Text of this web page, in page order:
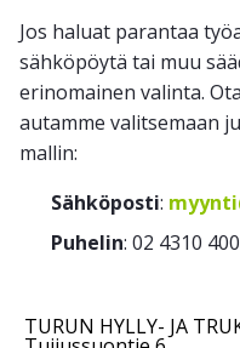
Jos haluat parantaa
sähköpöytä tai muu
erinomainen valinta.
autamme valitsemaan
mallin:
Sähköposti:
Puhelin: 02 4310
TURUN HYLLY- JA